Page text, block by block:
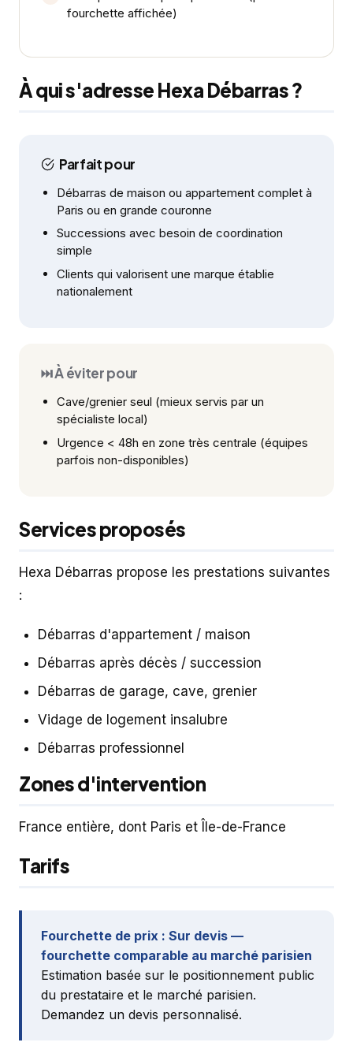
fourchette affichée)
À qui s'adresse Hexa Débarras ?
Parfait pour
Débarras de maison ou appartement complet à
Paris ou en grande couronne
Successions avec besoin de coordination
simple
Clients qui valorisent une marque établie
nationalement
⏭️ À éviter pour
Cave/grenier seul (mieux servis par un
spécialiste local)
Urgence < 48h en zone très centrale (équipes
parfois non-disponibles)
Services proposés
Hexa Débarras propose les prestations suivantes
:
Débarras d'appartement / maison
Débarras après décès / succession
Débarras de garage, cave, grenier
Vidage de logement insalubre
Débarras professionnel
Zones d'intervention
France entière, dont Paris et Île-de-France
Tarifs
Fourchette de prix : Sur devis —
fourchette comparable au marché parisien
Estimation basée sur le positionnement public
du prestataire et le marché parisien.
Demandez un devis personnalisé.